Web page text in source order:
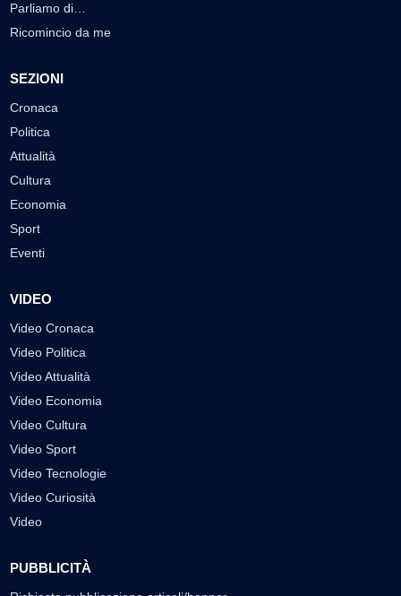
Parliamo di…
Ricomincio da me
SEZIONI
Cronaca
Politica
Attualità
Cultura
Economia
Sport
Eventi
VIDEO
Video Cronaca
Video Politica
Video Attualità
Video Economia
Video Cultura
Video Sport
Video Tecnologie
Video Curiosità
Video
PUBBLICITÀ